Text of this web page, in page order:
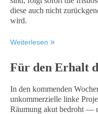
diese auch nicht
wird.
Weiterlesen
Für den Erhalt
In den kommenden
unkommerzielle linke
Räumung akut bedroht —